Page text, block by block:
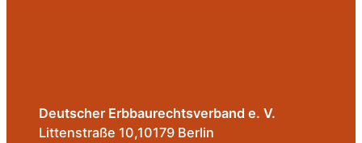
Deutscher Erbbaurechtsverband e. V.
Littenstraße 10,10179 Berlin